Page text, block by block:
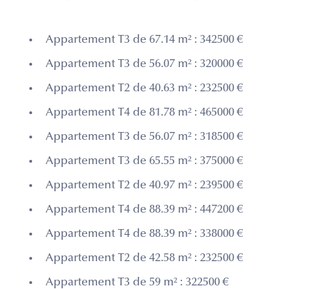
Appartement T3 de 67.14 m² : 342500 €
Appartement T3 de 56.07 m² : 320000 €
Appartement T2 de 40.63 m² : 232500 €
Appartement T4 de 81.78 m² : 465000 €
Appartement T3 de 56.07 m² : 318500 €
Appartement T3 de 65.55 m² : 375000 €
Appartement T2 de 40.97 m² : 239500 €
Appartement T4 de 88.39 m² : 447200 €
Appartement T4 de 88.39 m² : 338000 €
Appartement T2 de 42.58 m² : 232500 €
Appartement T3 de 59 m² : 322500 €